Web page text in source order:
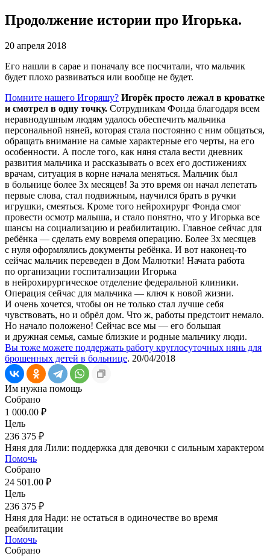
Продолжение истории про Игорька.
20 апреля 2018
Его нашли в сарае и поначалу все посчитали, что мальчик
будет плохо развиваться или вообще не будет.
Помните нашего Игоряшу? Игорёк просто лежал в кроватке
и смотрел в одну точку. Сотрудникам Фонда благодаря всем
неравнодушным людям удалось обеспечить мальчика
персональной няней, которая стала постоянно с ним общаться,
обращать внимание на самые характерные его черты, на его
особенности. А после того, как няня стала вести дневник
развития мальчика и рассказывать о всех его достижениях
врачам, ситуация в корне начала меняться. Мальчик был
в больнице более 3х месяцев! За это время он начал лепетать
первые слова, стал подвижным, научился брать в ручки
игрушки, смеяться. Кроме того нейрохирург Фонда смог
провести осмотр малыша, и стало понятно, что у Игорька все
шансы на социализацию и реабилитацию. Главное сейчас для
ребёнка — сделать ему вовремя операцию. Более 3х месяцев
с нуля оформлялись документы ребёнка. И вот наконец-то
сейчас мальчик переведен в Дом Малютки! Начата работа
по организации госпитализации Игорька
в нейрохирургическое отделение федеральной клиники.
Операция сейчас для мальчика — ключ к новой жизни.
И очень хочется, чтобы он не только стал лучше себя
чувствовать, но и обрёл дом. Что ж, работы предстоит немало.
Но начало положено! Сейчас все мы — его большая
и дружная семья, самые близкие и родные мальчику люди.
Вы тоже можете поддержать работу круглосуточных нянь для
брошенных детей в больнице. 20/04/2018
Им нужна помощь
Собрано
1 000.00 ₽
Цель
236 375 ₽
Няня для Лили: поддержка для девочки с сильным характером
Помочь
Собрано
24 501.00 ₽
Цель
236 375 ₽
Няня для Нади: не остаться в одиночестве во время
реабилитации
Помочь
Собрано